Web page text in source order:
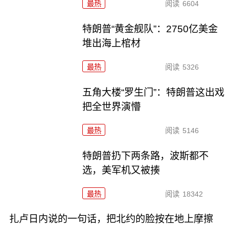
最热 阅读 6604
特朗普“黄金舰队”：2750亿美金
堆出海上棺材
最热 阅读 5326
五角大楼“罗生门”：特朗普这出戏
把全世界演懵
最热 阅读 5146
特朗普扔下两条路，波斯都不
选，美军机又被揍
最热 阅读 18342
扎卢日内说的一句话，把北约的脸按在地上摩擦